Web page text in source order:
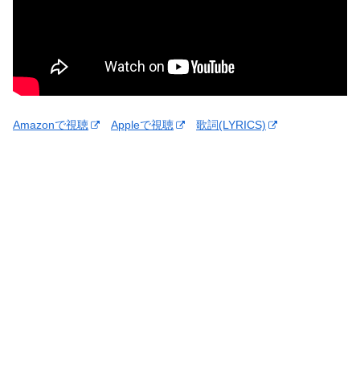
Amazonで視聴 Appleで視聴 歌詞(LYRICS)